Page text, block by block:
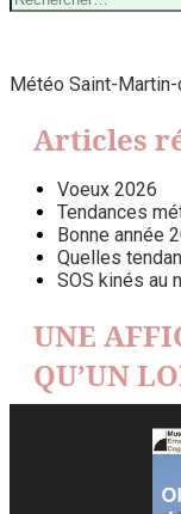
Météo Saint-
Articles
Voeux 2026
Tendances
Bonne année
Quelles
SOS kinés au
UNE
QU’UN